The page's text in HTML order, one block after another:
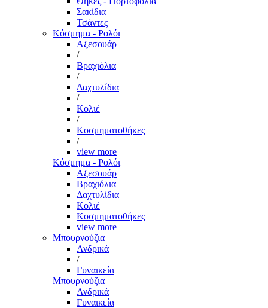
Σακίδια
Τσάντες
Κόσμημα - Ρολόι
Αξεσουάρ
/
Βραχιόλια
/
Δαχτυλίδια
/
Κολιέ
/
Κοσμηματοθήκες
/
view more
Κόσμημα - Ρολόι
Αξεσουάρ
Βραχιόλια
Δαχτυλίδια
Κολιέ
Κοσμηματοθήκες
view more
Μπουρνούζια
Ανδρικά
/
Γυναικεία
Μπουρνούζια
Ανδρικά
Γυναικεία